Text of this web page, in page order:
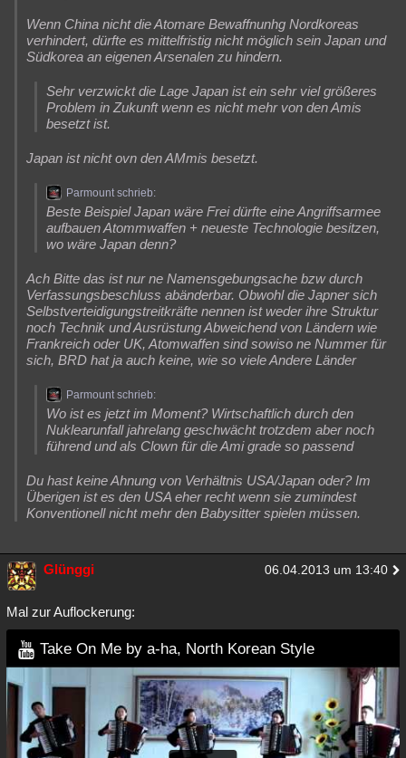
Wenn China nicht die Atomare Bewaffnunhg Nordkoreas
verhindert, dürfte es mittelfristig nicht möglich sein Japan und
Südkorea an eigenen Arsenalen zu hindern.
Sehr verzwickt die Lage Japan ist ein sehr viel größeres
Problem in Zukunft wenn es nicht mehr von den Amis
besetzt ist.
Japan ist nicht ovn den AMmis besetzt.
Parmount schrieb:
Beste Beispiel Japan wäre Frei dürfte eine Angriffsarmee
aufbauen Atommwaffen + neueste Technologie besitzen,
wo wäre Japan denn?
Ach Bitte das ist nur ne Namensgebungsache bzw durch
Verfassungsbeschluss abänderbar. Obwohl die Japner sich
Selbstverteidigungstreitkräfte nennen ist weder ihre Struktur
noch Technik und Ausrüstung Abweichend von Ländern wie
Frankreich oder UK, Atomwaffen sind sowiso ne Nummer für
sich, BRD hat ja auch keine, wie so viele Andere Länder
Parmount schrieb:
Wo ist es jetzt im Moment? Wirtschaftlich durch den
Nuklearunfall jahrelang geschwächt trotzdem aber noch
führend und als Clown für die Ami grade so passend
Du hast keine Ahnung von Verhältnis USA/Japan oder? Im
Überigen ist es den USA eher recht wenn sie zumindest
Konventionell nicht mehr den Babysitter spielen müssen.
Glünggi 06.04.2013 um 13:40
Mal zur Auflockerung:
Take On Me by a-ha, North Korean Style